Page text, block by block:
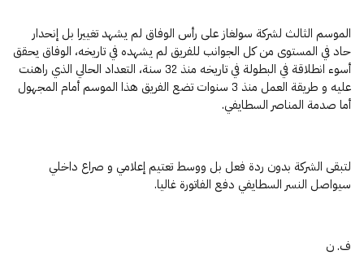
الموسم الثالث لشركة سولغاز على رأس الوفاق لم يشهد تغييرا بل إنحدار
حاد في المستوى من كل الجوانب للفريق لم يشهده في تاريخه، الوفاق يحقق
أسوء انطلاقة في البطولة في تاريخه منذ 32 سنة، التعداد الحالي الذي راهنت
عليه و طريقة العمل منذ 3 سنوات تضع الفريق هذا الموسم أمام المجهول
أما صدمة المناصر السطايفي.
لتبقى الشركة بدون ردة فعل بل ووسط تعتيم إعلامي و صراع داخلي
سيواصل النسر السطايفي دفع الفاتورة غاليا.
ف. ن